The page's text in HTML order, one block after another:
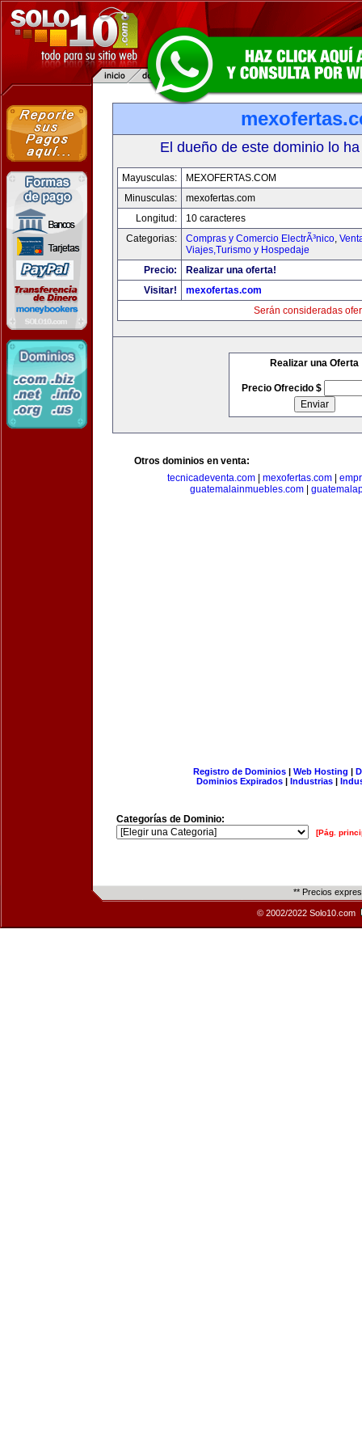
El dueño de este dominio lo
Mayusculas:
MEXOFERTAS.COM
Minusculas:
mexofertas.com
Longitud:
10 caracteres
Categorias:
Compras y Comercio ElectrÃ³nico,
Viajes,Turismo y Hospedaje
Precio:
Realizar una oferta!
Visitar!
mexofertas.com
Serán consideradas
Realizar una Oferta
Precio Ofrecido $
Otros dominios en venta:
tecnicadeventa.com
mexofertas.com
guatemalainmuebles.com|
Registro de Dominios| Web Hosting |
Dominios Expirados | Industrias |
Categorías de Dominio:
[Pág.
** Precios
© 2002/2022 Solo10.com